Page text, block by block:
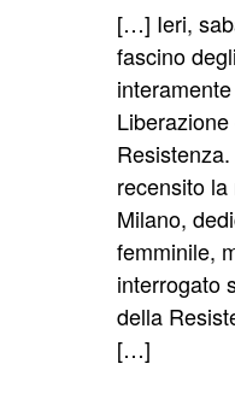
[…] Ieri,
fascino
recensito
Milano,
femminile,
interrogato
della
[…]